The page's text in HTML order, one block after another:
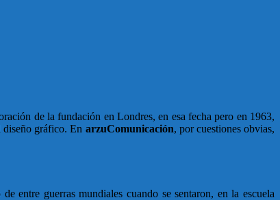
de la fundación en Londres, en esa fecha pero en 1963,
diseño gráfico. En arzuComunicación, por cuestiones obvias,
entre guerras mundiales cuando se sentaron, en la escuela